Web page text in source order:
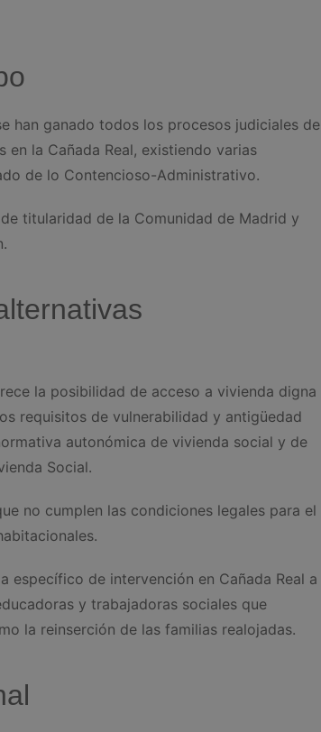
han ganado todos los procesos judiciales de
la Cañada Real, existiendo varias
de lo Contencioso-Administrativo.
titularidad de la Comunidad de Madrid y
la posibilidad de acceso a vivienda digna
requisitos de vulnerabilidad y antigüedad
autonómica de vivienda social y de
Social.
no cumplen las condiciones legales para el
específico de intervención en Cañada Real a
y trabajadoras sociales que
la reinserción de las familias realojadas.